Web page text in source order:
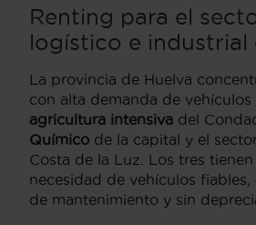
Renting para el
logístico e industrial
La provincia de Huelva
con alta demanda de vehículos
agricultura intensiva del
Químico de la capital y el
Costa de la Luz. Los tres
necesidad de vehículos
de mantenimiento y sin